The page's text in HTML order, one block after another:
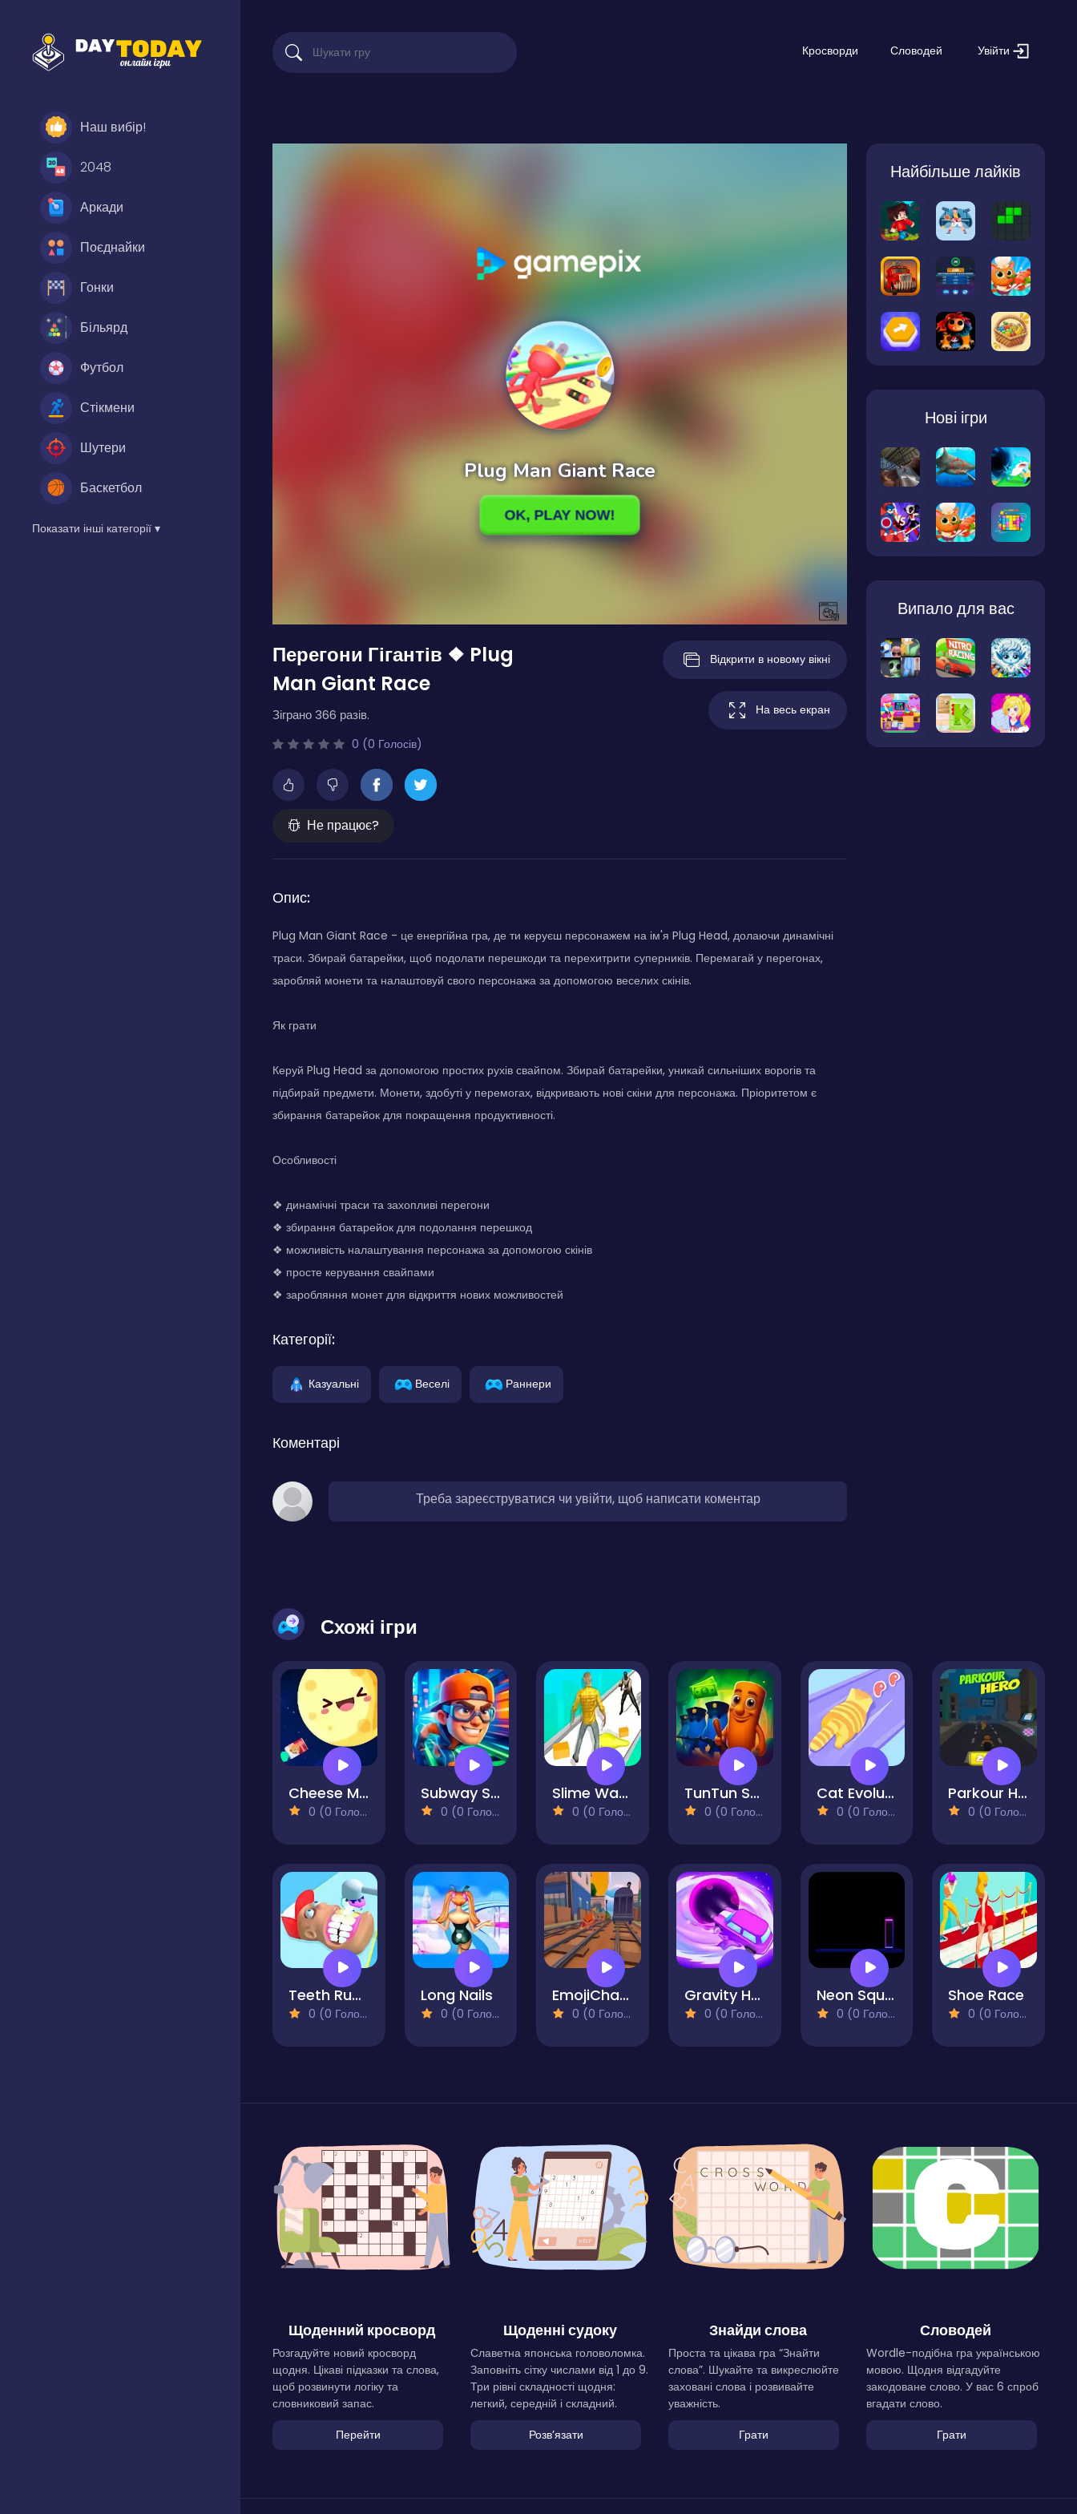
Наш вибір!
2048
Аркади
Поєднайки
Гонки
Більярд
Футбол
Стікмени
Шутери
Баскетбол
Показати інші категорії ▾
Кросворди Словодей Увійти
Перегони Гігантів ❖ Plug
Man Giant Race
Зіграно 366 разів.
0 (0 Голосів)
Не працює?
Відкрити в новому вікні
На весь екран
Опис:
Plug Man Giant Race - це енергійна гра, де ти керуєш персонажем на ім'я Plug Head, долаючи динамічні
траси. Збирай батарейки, щоб подолати перешкоди та перехитрити суперників. Перемагай у перегонах,
заробляй монети та налаштовуй свого персонажа за допомогою веселих скінів.
Як грати
Керуй Plug Head за допомогою простих рухів свайпом. Збирай батарейки, уникай сильніших ворогів та
підбирай предмети. Монети, здобуті у перемогах, відкривають нові скіни для персонажа. Пріоритетом є
збирання батарейок для покращення продуктивності.
Особливості
❖ динамічні траси та захопливі перегони
❖ збирання батарейок для подолання перешкод
❖ можливість налаштування персонажа за допомогою скінів
❖ просте керування свайпами
❖ заробляння монет для відкриття нових можливостей
Категорії:
Казуальні Веселі Раннери
Коментарі
Треба зареєструватися чи увійти, щоб написати коментар
Найбільше лайків
Нові ігри
Випало для вас
Схожі ігри
Cheese Moon
0 (0 Голосів)
Subway Sprint 3D
0 (0 Голосів)
Slime Warrior Run
0 (0 Голосів)
TunTun Sahur Super Runner Game
0 (0 Голосів)
Cat Evolution
0 (0 Голосів)
Parkour Hero
0 (0 Голосів)
Teeth Runner
0 (0 Голосів)
Long Nails
0 (0 Голосів)
EmojiChasing
0 (0 Голосів)
Gravity Hole
0 (0 Голосів)
Neon Square Rush
0 (0 Голосів)
Shoe Race
0 (0 Голосів)
Щоденний кросворд
Розгадуйте новий кросворд
щодня. Цікаві підказки та слова,
щоб розвинути логіку та
словниковий запас.
Перейти
Щоденні судоку
Славетна японська головоломка.
Заповніть сітку числами від 1 до 9.
Три рівні складності щодня:
легкий, середній і складний.
Розвʼязати
Знайди слова
Проста та цікава гра “Знайти
слова”. Шукайте та викреслюйте
заховані слова і розвивайте
уважність.
Грати
Словодей
Wordle-подібна гра українською
мовою. Щодня відгадуйте
закодоване слово. У вас 6 спроб
вгадати слово.
Грати